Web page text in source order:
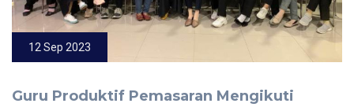
12 Sep 2023
Guru Produktif Pemasaran Mengikuti